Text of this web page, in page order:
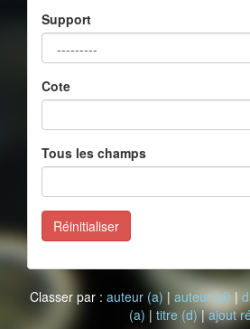
Support
Cote
Tous les champs
Réinitialiser
Classer par : auteur (a) | auteur (d) |
(a) | titre (d)|ajout